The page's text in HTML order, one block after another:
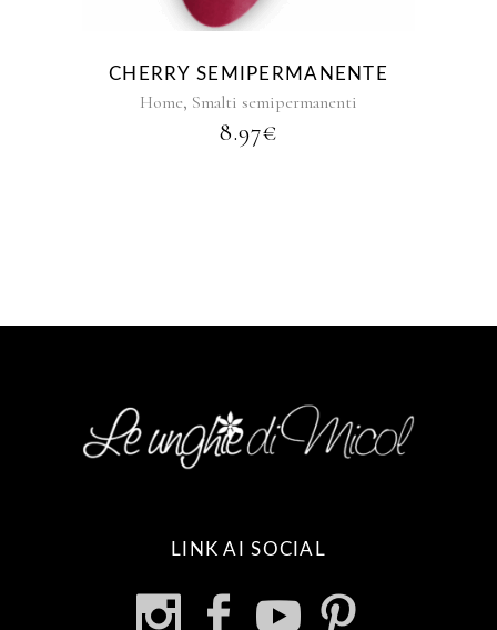
CHERRY SEMIPERMANENTE
Home, Smalti semipermanenti
8.97€
LINK AI SOCIAL